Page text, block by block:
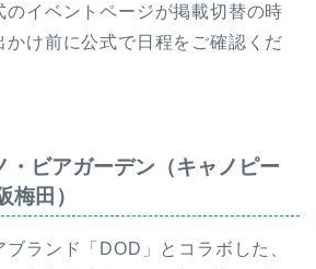
イベントページが掲載切替の時
かけ前に公式で日程をご確認くだ
ビアガーデン（キャノピー
梅田）
ランド「DOD」とコラボした、